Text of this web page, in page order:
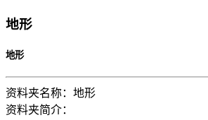
地形
地形
资料夹名称：地形
资料夹简介：